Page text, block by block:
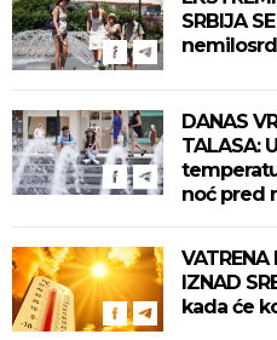
SRBIJA
DANAS
TALASA:
noć pred
VATRENA
IZNAD
kada će